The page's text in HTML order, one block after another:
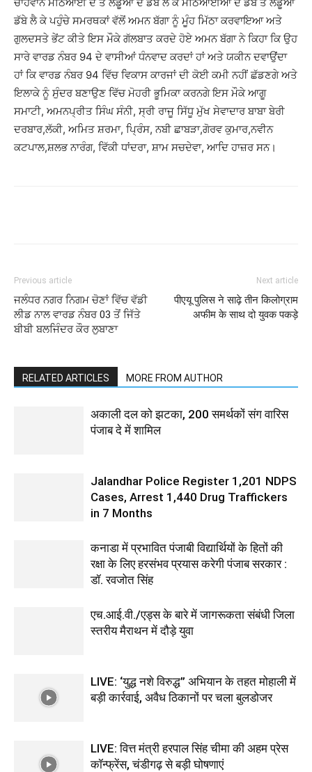
ਡੱਬੇ ਲੈ ਕੇ ਪਹੁੰਚੇ ਸਮਰਥਕਾਂ ਵੱਲੋਂ ਅਮਨ ਬੱਗਾ ਨੂੰ ਮੂੰਹ ਮਿੱਠਾ ਕਰਵਾਇਆ ਅਤੇ
ਗੁਲਦਸਤੇ ਭੇਂਟ ਕੀਤੇ ਇਸ ਮੌਕੇ ਗੱਲਬਾਤ ਕਰਦੇ ਹੋਏ ਅਮਨ ਬੱਗਾ ਨੇ ਕਿਹਾ ਕਿ ਉਹ
ਸਾਰੇ ਵਾਰਡ ਨੰਬਰ 94 ਦੇ ਵਾਸੀਆਂ ਧੰਨਵਾਦ ਕਰਦਾਂ ਹਾਂ ਅਤੇ ਯਕੀਨ ਦਵਾਉਂਦਾ
ਹਾਂ ਕਿ ਵਾਰਡ ਨੰਬਰ 94 ਵਿੱਚ ਵਿਕਾਸ ਕਾਰਜਾਂ ਦੀ ਕੋਈ ਕਮੀ ਨਹੀਂ ਛੱਡਣਗੇ ਅਤੇ
ਇਲਾਕੇ ਨੂੰ ਸੁੰਦਰ ਬਣਾਉਣ ਵਿੱਚ ਮੋਹਰੀ ਭੂਮਿਕਾ ਕਰਨਗੇ ਇਸ ਮੌਕੇ ਆਗੂ
ਸਮਾਟੀ, ਅਮਨਪ੍ਰੀਤ ਸਿੰਘ ਸੰਨੀ, ਸ੍ਰੀ ਰਾਜੂ ਸਿੱਧੂ ਮੁੱਖ ਸੇਵਾਦਾਰ ਬਾਬਾ ਬੇਰੀ
ਦਰਬਾਰ,ਲੱਕੀ, ਅਮਿਤ ਸ਼ਰਮਾ, ਪ੍ਰਿੰਸ, ਨਬੀ ਛਾਬੜਾ,ਗੋਰਵ ਕੁਮਾਰ,ਨਵੀਨ
ਕਟਪਾਲ,ਸ਼ਲਭ ਨਾਰੰਗ, ਵਿੱਕੀ ਧਾਂਦਰਾ, ਸ਼ਾਮ ਸਚਦੇਵਾ, ਆਦਿ ਹਾਜ਼ਰ ਸਨ।
Previous article
ਜਲੰਧਰ ਨਗਰ ਨਿਗਮ ਚੋਣਾਂ ਵਿੱਚ ਵੱਡੀ
ਲੀਡ ਨਾਲ ਵਾਰਡ ਨੰਬਰ 03 ਤੋਂ ਜਿੱਤੇ
ਬੀਬੀ ਬਲਜਿੰਦਰ ਕੌਰ ਲੁਬਾਣਾ
Next article
पीएयू पुलिस ने साढ़े तीन किलोग्राम
अफीम के साथ दो युवक पकड़े
RELATED ARTICLES MORE FROM AUTHOR
अकाली दल को झटका, 200 समर्थकों संग वारिस
पंजाब दे में शामिल
Jalandhar Police Register 1,201 NDPS
Cases, Arrest 1,440 Drug Traffickers
in 7 Months
कनाडा में प्रभावित पंजाबी विद्यार्थियों के हितों की
रक्षा के लिए हरसंभव प्रयास करेगी पंजाब सरकार :
डॉ. रवजोत सिंह
एच.आई.वी./एड्स के बारे में जागरूकता संबंधी जिला
स्तरीय मैराथन में दौड़े युवा
LIVE: ‘युद्ध नशे विरुद्ध” अभियान के तहत मोहाली में
बड़ी कार्रवाई, अवैध ठिकानों पर चला बुलडोजर
LIVE: वित्त मंत्री हरपाल सिंह चीमा की अहम प्रेस
कॉन्फ्रेंस, चंडीगढ़ से बड़ी घोषणाएं